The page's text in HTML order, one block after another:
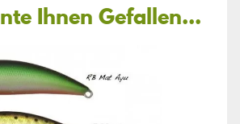
Ihnen Gefallen...